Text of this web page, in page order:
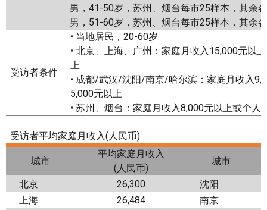
男，41-50岁，苏州、烟台每市25样本，其余
男，51-60岁，苏州、烟台每市25样本，其余
受访者条件
• 当地居民，20-60岁
• 北京、上海、广州：家庭月收入15,000元以
上
• 成都/武汉/沈阳/南京/哈尔滨：家庭月收入
5,000元以上
• 苏州、烟台：家庭月收入8,000元以上或个人
受访者平均家庭月收入(人民币)
城市
平均家庭月收入
(人民币)
城市
北京 26,300
沈阳
上海
26,484
南京